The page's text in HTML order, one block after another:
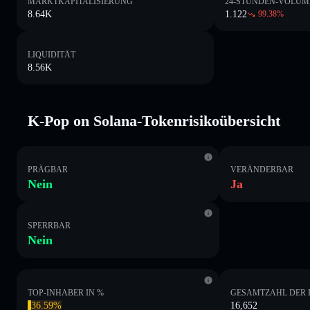
8.64K 1.122 99.38%
LIQUIDITÄT
8.56K
K-Pop on Solana-Tokenrisikoübersicht
PRÄGBAR
Nein
VERÄNDERBAR
Ja
SPERRBAR
Nein
TOP-INHABER IN %
36.59%
GESAMTZAHL DER
16,652